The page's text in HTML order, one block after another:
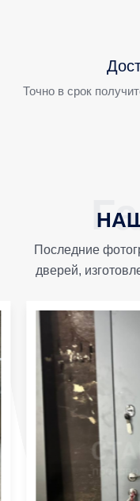
Точно в срок
Последние
дверей,